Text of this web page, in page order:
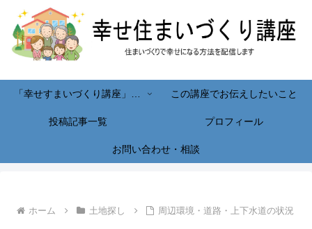
この講座でお伝えしたいこと
投稿記事一覧 プロフィール
お問い合わせ・相談
ホーム 土地探し 周辺環境・道路・上下水道の状況